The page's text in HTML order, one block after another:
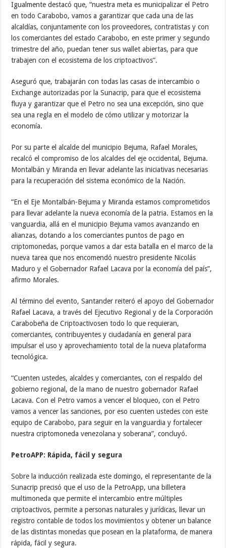
Igualmente destacó que, “nuestra meta es municipalizar el Petro
en todo Carabobo, vamos a garantizar que cada una de las
alcaldías, conjuntamente con los proveedores, contratistas y con
los comerciantes del estado Carabobo, en este primer y segundo
trimestre del año, puedan tener sus wallet abiertas, para que
trabajen con el ecosistema de los criptoactivos”.
Aseguró que, trabajarán con todas las casas de intercambio o
Exchange autorizadas por la Sunacrip, para que el ecosistema
fluya y garantizar que el Petro no sea una excepción, sino que
sea una regla en el modelo de cómo utilizar y motorizar la
economía.
Por su parte el alcalde del municipio Bejuma, Rafael Morales,
recalcó el compromiso de los alcaldes del eje occidental, Bejuma.
Montalbán y Miranda en llevar adelante las iniciativas necesarias
para la recuperación del sistema económico de la Nación.
“En el Eje Montalbán-Bejuma y Miranda estamos comprometidos
para llevar adelante la nueva economía de la patria. Estamos en la
vanguardia, allá en el municipio Bejuma vamos avanzando en
alianzas, dotando a los comerciantes puntos de pago en
criptomonedas, porque vamos a dar esta batalla en el marco de la
nueva tarea que nos encomendó nuestro presidente Nicolás
Maduro y el Gobernador Rafael Lacava por la economía del país”,
afirmo Morales.
Al término del evento, Santander reiteró el apoyo del Gobernador
Rafael Lacava, a través del Ejecutivo Regional y de la Corporación
Carabobeña de Criptoactivosen todo lo que requieran,
comerciantes, contribuyentes y ciudadanía en general para
impulsar el uso y aprovechamiento total de la nueva plataforma
tecnológica.
“Cuenten ustedes, alcaldes y comerciantes, con el respaldo del
gobierno regional, de la mano de nuestro gobernador Rafael
Lacava. Con el Petro vamos a vencer el bloqueo, con el Petro
vamos a vencer las sanciones, por eso cuenten ustedes con este
equipo de Carabobo, para seguir en la vanguardia y fortalecer
nuestra criptomoneda venezolana y soberana”, concluyó.
PetroAPP: Rápida, fácil y segura
Sobre la inducción realizada este domingo, el representante de la
Sunacrip precisó que el uso de la PetroApp, una billetera
multimoneda que permite el intercambio entre múltiples
criptoactivos, permite a personas naturales y jurídicas, llevar un
registro contable de todos los movimientos y obtener un balance
de las distintas monedas que posean en la plataforma, de manera
rápida, fácil y segura.